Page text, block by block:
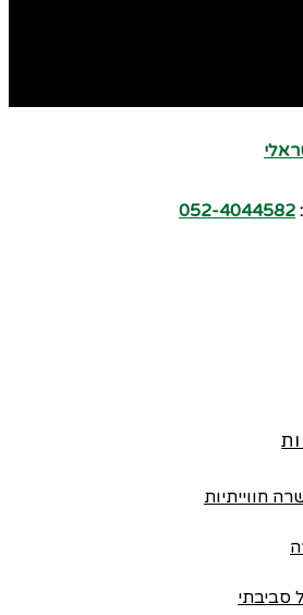
052-4044582
חווייתיות
סביבתי